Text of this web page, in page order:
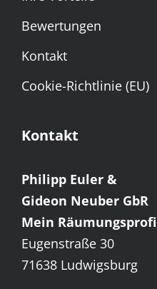
Bewertungen
Kontakt
Cookie-Richtlinie (EU)
Kontakt
Philipp Euler &
Gideon Neuber GbR
Mein Räumungsprofi
Eugenstraße 30
71638 Ludwigsburg